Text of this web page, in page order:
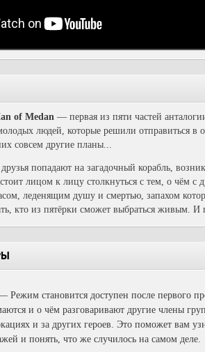
of Medan — первая из пяти частей
людей, которые решили отправиться
совсем другие планы...
друзья попадают на загадочный корабль,
лицом к лицу столкнуться с тем, о чём с
леденящим душу и смертью, запахом
кто из пятёрки сможет выбраться живым.
Режим становится доступен после первого
и о чём разговаривают другие члены
и за других героев. Это поможет вам
и понять, что же случилось на самом деле.